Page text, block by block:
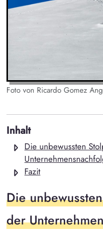
Foto von Ricardo Gomez
Inhalt
Die unbewussten
Fazit
Die
der